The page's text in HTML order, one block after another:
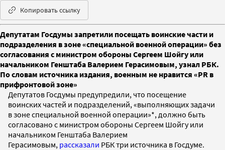
Копировать ссылку
Депутатам Госдумы запретили посещать воинские части и
подразделения в зоне «специальной военной операции» без
согласования с министром обороны Сергеем Шойгу или
начальником Генштаба Валерием Герасимовым, узнал РБК.
По словам источника издания, военным не нравится «PR в
прифронтовой зоне»
Депутатов Госдумы предупредили, что посещение
воинских частей и подразделений, «выполняющих задачи
в зоне специальной военной операции»*, должно быть
согласовано с министром обороны Сергеем Шойгу или
начальником Генштаба Валерием
Герасимовым, рассказали РБК три источника в Госдуме.